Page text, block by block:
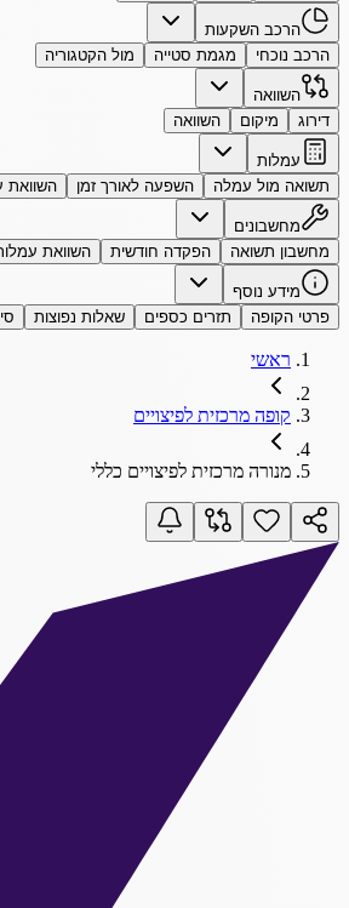
הרכב השקעות
הרכב נוכחי
מגמת סטייה מול הקטגוריה
השוואה
דירוג
מיקום השוואה
עמלות
תשואה מול עמלה
השפעה לאורך זמן השוואת
מחשבונים
מחשבון תשואה
הפקדה חודשית השוואת
מידע נוסף
פרטי הקופה
תזרים כספים שאלות נפוצות
ראשי
קופה מרכזית לפיצויים
מנורה מרכזית לפיצויים כללי